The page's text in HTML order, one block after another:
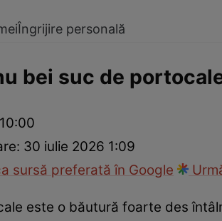
Îngrijire personală
bei suc de
30 iulie 2026 1:09
sursă preferată în Google
este o băutură foarte des